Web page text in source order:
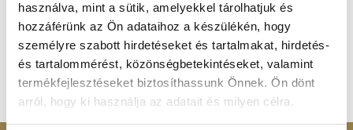
használva, mint a sütik, amelyekkel tárolhatjuk és
hozzáférünk az Ön adataihoz a készülékén, hogy
személyre szabott hirdetéseket és tartalmakat, hirdetés-
és tartalommérést, közönségbetekintéseket, valamint
termékfejlesztéseket biztosíthassunk Önnek. Ön dönt
arról, hogy ki használja az adatait és milyen célra.
ORTHOPEDIC CENTER